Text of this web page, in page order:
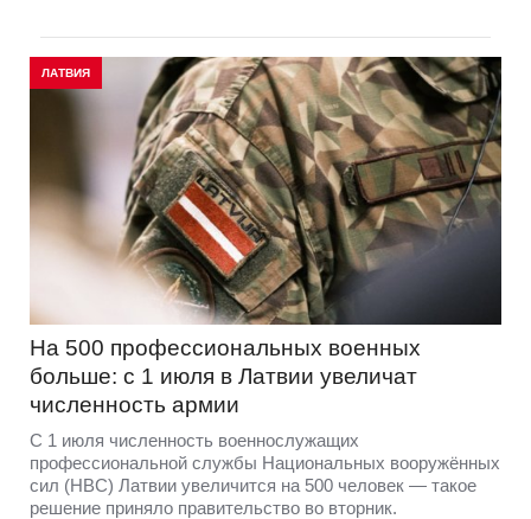
ЛАТВИЯ
На 500 профессиональных военных
больше: с 1 июля в Латвии увеличат
численность армии
С 1 июля численность военнослужащих
профессиональной службы Национальных вооружённых
сил (НВС) Латвии увеличится на 500 человек — такое
решение приняло правительство во вторник.